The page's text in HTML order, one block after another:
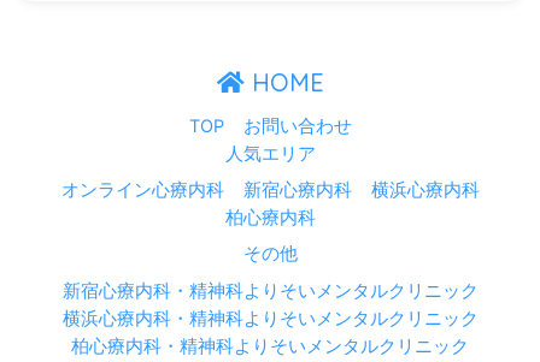
HOME
TOP
お問い合わせ
人気エリア
オンライン心療内科
新宿心療内科
横浜心療内科
柏心療内科
その他
新宿心療内科・精神科よりそいメンタルクリニック
横浜心療内科・精神科よりそいメンタルクリニック
柏心療内科・精神科よりそいメンタルクリニック